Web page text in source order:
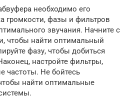
необходимо его
громкости, фазы и фильтров
звучания. Начните с
чтобы найти оптимальный
фазу, чтобы добиться
настройте фильтры,
частоты. Не бойтесь
найти оптимальные